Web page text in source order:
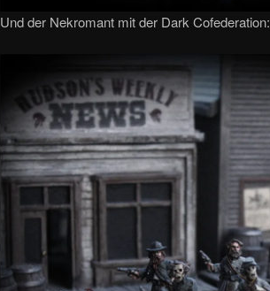
Und der Nekromant mit der Dark Cofederation: